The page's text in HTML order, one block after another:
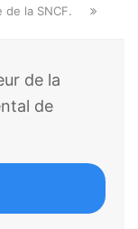
de la SNCF.
de la
de